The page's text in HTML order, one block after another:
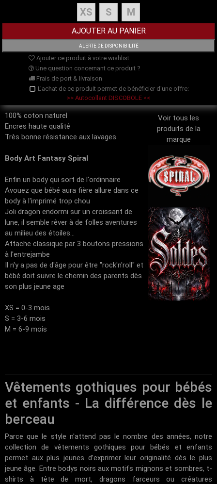
XS S M
Ajouter ce produit à votre wishlist.
Une question concernant ce produit ?
Frais de port & livraison
L'achat de ce produit permet de bénéficier d'une offre:
>> Autocollant DISCOBOLE <<
Voir tous les
produits de la
marque
100% coton naturel
Encres haute qualité
Très bonne résistance aux lavages
Body Art Fantasy Spiral
Enfin un body qui sort de l'ordinnaire
Avouez que bébé aura fière allure dans ce
body à l'imprimé trop chou
Joli dragon endormi sur un croissant de
lune, il semble rêver à de folles aventures
au milieu des étoiles...
Attache classique par 3 boutons pressions
à l'entrejambe
Il n'y a pas de d'âge pour être "rock'n'roll" et
bébé doit suivre le chemin des parents dès
son plus jeune age
XS = 0-3 mois
S = 3-6 mois
M = 6-9 mois
Vêtements gothiques pour bébés
et enfants - La différence dès le
berceau
Parce que le style n'attend pas le nombre des années, notre
collection de vêtements gothiques pour bébés et enfants
permet aux plus jeunes d’exprimer leur originalité dès le plus
jeune âge. Entre bodys noirs aux motifs mignons et sombres, t-
shirts à tête de mort, dragons farceurs ou créatures